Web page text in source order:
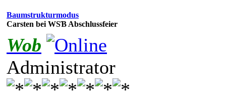
Baumstrukturmodus
Carsten bei WSƁ Abschlussfeier
Wob
Administrator